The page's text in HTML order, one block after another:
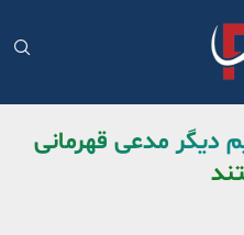
دیگر مدعی قهرمانی